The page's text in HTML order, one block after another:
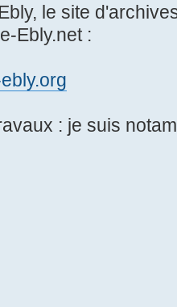
le site
Ebly.net :
: je suis